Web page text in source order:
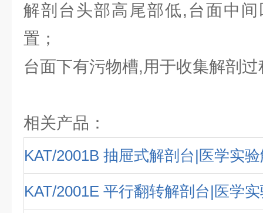
解剖台头部高尾部低,台面中
置；
台面下有污物槽,用于收集解剖
相关产品：
KAT/2001B 抽屉式解剖台|医学实
KAT/2001E 平行翻转解剖台|医学